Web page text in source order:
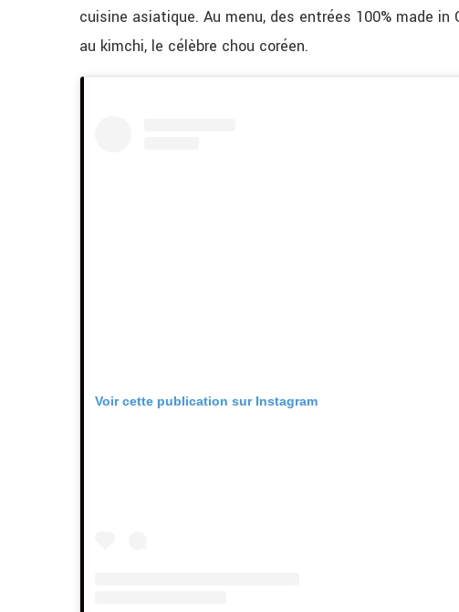
cuisine asiatique. Au menu, des entrées 100% made
au kimchi, le célèbre chou coréen.
Voir cette publication sur Instagram